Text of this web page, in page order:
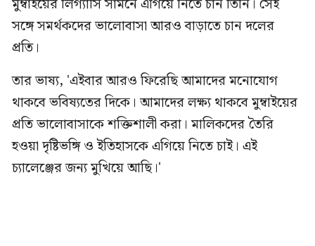
মুম্বাইয়ের লিগ্যাসি সামনে এগিয়ে নিতে চান তিনি। সেই
সঙ্গে সমর্থকদের ভালোবাসা আরও বাড়াতে চান দলের
প্রতি।
তার ভাষ্য, 'এইবার আরও ফিরেছি আমাদের মনোযোগ
থাকবে ভবিষ্যতের দিকে। আমাদের লক্ষ্য থাকবে মুম্বাইয়ের
প্রতি ভালোবাসাকে শক্তিশালী করা। মালিকদের তৈরি
হওয়া দৃষ্টিভঙ্গি ও ইতিহাসকে এগিয়ে নিতে চাই। এই
চ্যালেঞ্জের জন্য মুখিয়ে আছি।'